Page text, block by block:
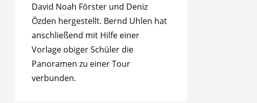
David Noah Förster und Deniz
Özden hergestellt. Bernd Uhlen hat
anschließend mit Hilfe einer
Vorlage obiger Schüler die
Panoramen zu einer Tour
verbunden.